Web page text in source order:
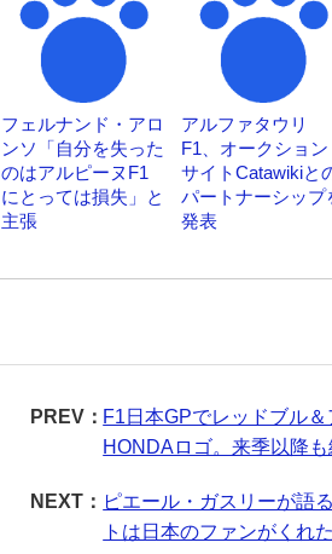
フェルナンド・アロ
ンソ「自分を失った
のはアルピーヌF1
にとっては損失」と
主張
アルファタウリ
F1、オークション
サイトCatawikiと
パートナーシップ
発表
PREV： F1日本GPでレッドブル
HONDAロゴ。来季以降も
NEXT： ピエール・ガスリーが語
トは日本のファンがくれ